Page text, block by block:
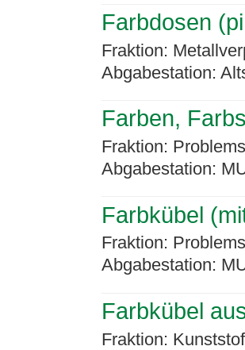
Farbdosen
Fraktion:
Abgabestation:
Farben,
Fraktion:
Abgabestation:
Farbkübel
Fraktion:
Abgabestation:
Farbkübel
Fraktion: